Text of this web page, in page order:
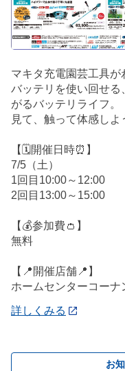
マキタ充電園芸工具が
バッテリを使い回せ
がるバッテリライフ。
見て、触って体感しよ
【🗓️開催日時⏰】
7/5（土）
1回目10:00～12:00
2回目13:00～15:00
【💰参加費👛】
無料
【📍開催店舗📍】
ホームセンターコーナ
詳しくみる
お